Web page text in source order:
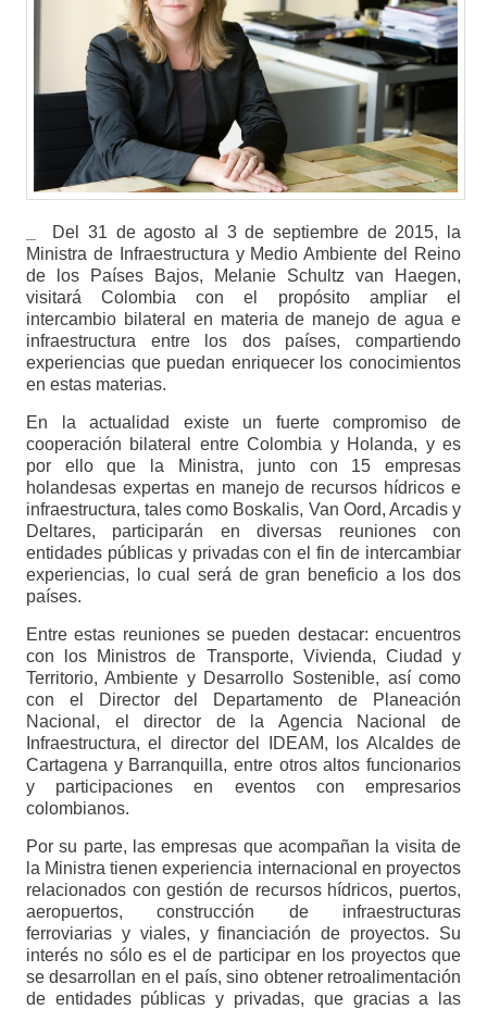
Del 31 de agosto al 3 de septiembre de 2015, la
Ministra de Infraestructura y Medio Ambiente del Reino
de los Países Bajos, Melanie Schultz van Haegen,
visitará Colombia con el propósito ampliar el
intercambio bilateral en materia de manejo de agua e
infraestructura entre los dos países, compartiendo
experiencias que puedan enriquecer los conocimientos
en estas materias.
En la actualidad existe un fuerte compromiso de
cooperación bilateral entre Colombia y Holanda, y es
por ello que la Ministra, junto con 15 empresas
holandesas expertas en manejo de recursos hídricos e
infraestructura, tales como Boskalis, Van Oord, Arcadis y
Deltares, participarán en diversas reuniones con
entidades públicas y privadas con el fin de intercambiar
experiencias, lo cual será de gran beneficio a los dos
países.
Entre estas reuniones se pueden destacar: encuentros
con los Ministros de Transporte, Vivienda, Ciudad y
Territorio, Ambiente y Desarrollo Sostenible, así como
con el Director del Departamento de Planeación
Nacional, el director de la Agencia Nacional de
Infraestructura, el director del IDEAM, los Alcaldes de
Cartagena y Barranquilla, entre otros altos funcionarios
y participaciones en eventos con empresarios
colombianos.
Por su parte, las empresas que acompañan la visita de
la Ministra tienen experiencia internacional en proyectos
relacionados con gestión de recursos hídricos, puertos,
aeropuertos, construcción de infraestructuras
ferroviarias y viales, y financiación de proyectos. Su
interés no sólo es el de participar en los proyectos que
se desarrollan en el país, sino obtener retroalimentación
de entidades públicas y privadas, que gracias a las